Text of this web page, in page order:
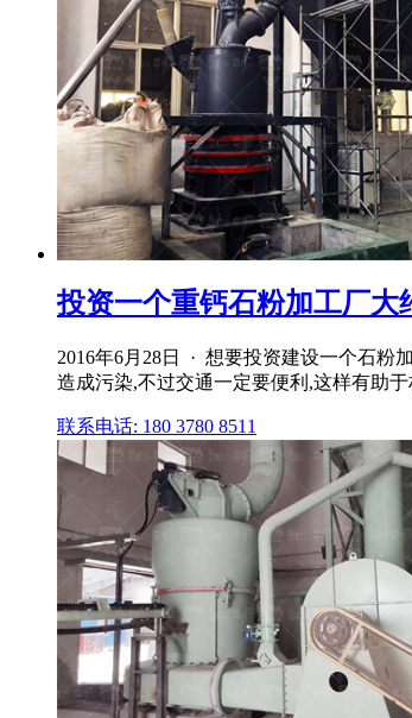
投资一个重钙石粉加工厂大
2016年6月28日 · 想要投资建设一个石粉
造成污染,不过交通一定要便利,这样有助
联系电话: 180 3780 8511